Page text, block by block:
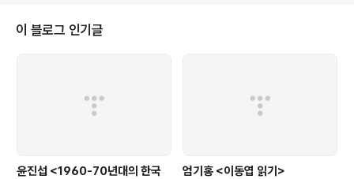
만큼 무수하고 다양한 사색의 세계를 그려냈다. 이번 전시
는 동양적 공간 개념과 한국적 백색 미감을 추구해온 이동
류의 호기심을 자아낸다. ..
이 블로그 인기글
윤진섭 <1960-70년대의 한국
엄기홍 <이동엽 읽기>